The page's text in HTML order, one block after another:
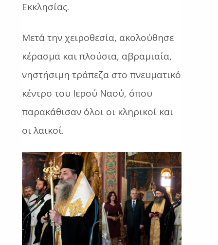
Εκκλησίας.
Μετά την χειροθεσία, ακολούθησε
κέρασμα και πλούσια, αβραμιαία,
νηστήσιμη τράπεζα στο πνευματικό
κέντρο του Ιερού Ναού, όπου
παρακάθισαν όλοι οι κληρικοί και
οι λαικοί.